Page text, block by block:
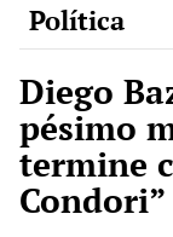
Política
Diego
pésimo
termine
Condori”